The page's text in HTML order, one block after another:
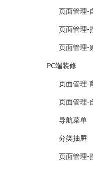
页面管理-
页面管理-
页面管理-
PC端装修
页面管理-
页面管理-
导航菜单
分类抽屉
页面管理-